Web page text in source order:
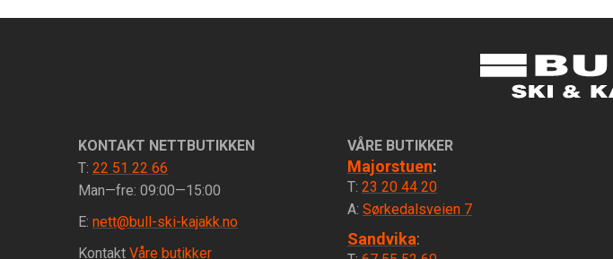
KONTAKT NETTBUTIKKEN
T: 22 51 22 66
Man—fre: 09:00—15:00
E: nett@bull-ski-kajakk.no
Kontakt Våre butikker
VÅRE BUTIKKER
Majorstuen:
T: 23 20 44 20
A: Sørkedalsveien 7
Sandvika: